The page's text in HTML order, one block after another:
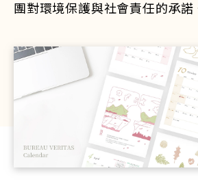
團對環境保護與社會責任的承諾